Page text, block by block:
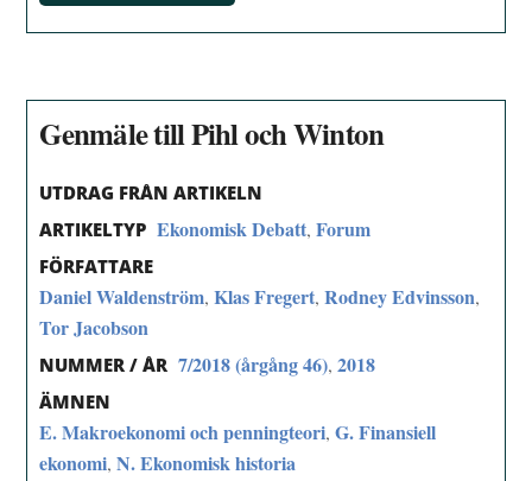
Genmäle till Pihl och Winton
UTDRAG FRÅN ARTIKELN
ARTIKELTYP Ekonomisk Debatt,Forum
FÖRFATTARE
Daniel Waldenström,Klas Fregert,Rodney Edvinsson,
Tor Jacobson
NUMMER / ÅR 7/2018 (årgång 46),2018
ÄMNEN
E. Makroekonomi och penningteori,G. Finansiell
ekonomi,N. Ekonomisk historia